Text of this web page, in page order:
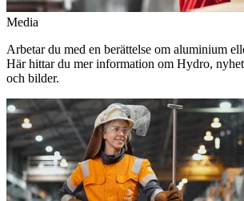
Media
Arbetar du med en berättelse om aluminium
Här hittar du mer information om Hydro,
och bilder.